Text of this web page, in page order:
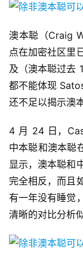
澳本聪（Craig
点在加密社区里
及（澳本聪过去
都不能体现
还不足以揭示澳
4 月 24 日，
中本聪和澳本聪
显示，澳本聪和
完全相反，而且
有一年没有睡觉
清晰的对比分析